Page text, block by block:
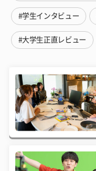
#学生インタビュー
#大学生正直レビュー